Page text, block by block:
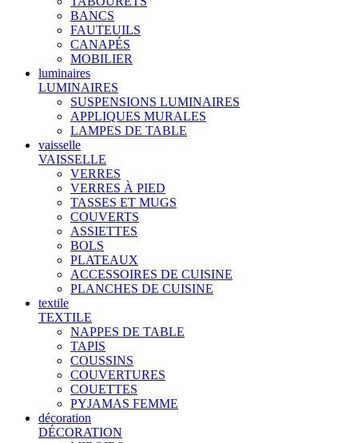
BANCS
FAUTEUILS
CANAPÉS
MOBILIER
luminaires
LUMINAIRES
SUSPENSIONS LUMINAIRES
APPLIQUES MURALES
LAMPES DE TABLE
vaisselle
VAISSELLE
VERRES
VERRES À PIED
TASSES ET MUGS
COUVERTS
ASSIETTES
BOLS
PLATEAUX
ACCESSOIRES DE CUISINE
PLANCHES DE CUISINE
textile
TEXTILE
NAPPES DE TABLE
TAPIS
COUSSINS
COUVERTURES
COUETTES
PYJAMAS FEMME
décoration
DÉCORATION